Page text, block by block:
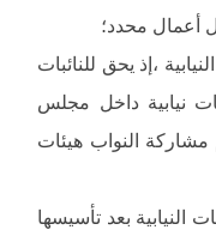
أعمال محدد؛
،إذ يحق للنائبات
نيابية داخل مجلس
مشاركة النواب هيئات
النيابية بعد تأسيسها